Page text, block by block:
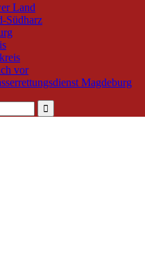
Land
Südharz
vor
Magdeburg